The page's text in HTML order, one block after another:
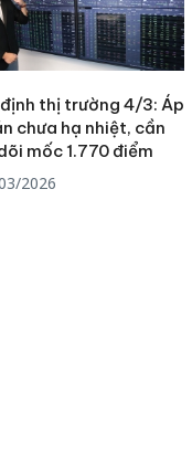
thị trường 4/3: Áp
chưa hạ nhiệt, cần
mốc 1.770 điểm
2026